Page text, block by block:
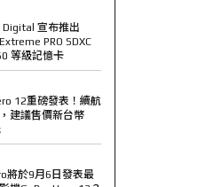
宣布推出
PRO SDXC
等級記憶卡
12重磅發表！續航
建議售價新台幣
將於9月6日發表最